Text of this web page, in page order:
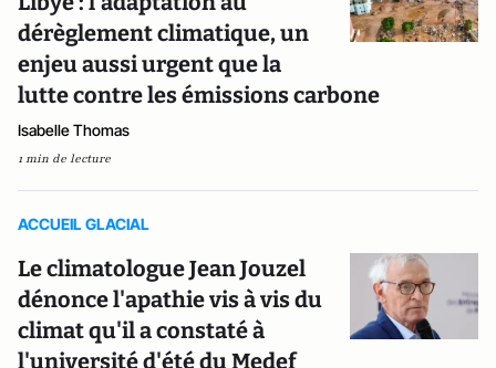
dérèglement climatique, un
enjeu aussi urgent que la
lutte contre les émissions carbone
Isabelle Thomas
1 min de lecture
ACCUEIL GLACIAL
Le climatologue Jean Jouzel
dénonce l'apathie vis à vis du
climat qu'il a constaté à
l'université d'été du Medef